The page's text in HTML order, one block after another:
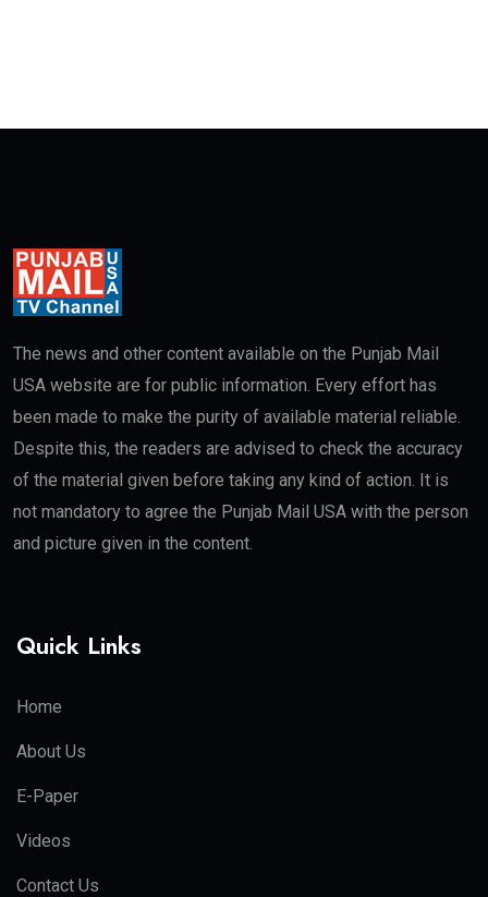
The news and other content available on the Punjab Mail
USA website are for public information. Every effort has
been made to make the purity of available material reliable.
Despite this, the readers are advised to check the accuracy
of the material given before taking any kind of action. It is
not mandatory to agree the Punjab Mail USA with the person
and picture given in the content.
Quick Links
Home
About Us
E-Paper
Videos
Contact Us